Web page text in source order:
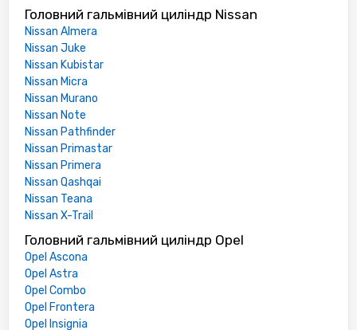
Головний гальмівний циліндр Nissan
Nissan Almera
Nissan Juke
Nissan Kubistar
Nissan Micra
Nissan Murano
Nissan Note
Nissan Pathfinder
Nissan Primastar
Nissan Primera
Nissan Qashqai
Nissan Teana
Nissan X-Trail
Головний гальмівний циліндр Opel
Opel Ascona
Opel Astra
Opel Combo
Opel Frontera
Opel Insignia